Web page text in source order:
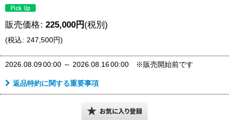
販売価格: 225,000円 (税別)
(税込: 247,500円)
2026.08.0900:00 ～ 2026.08.1600:00 ※販売開始前です
返品特約に関する重要事項